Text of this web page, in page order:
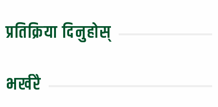
प्रतिक्रिया दिनुहोस्
भर्खरै